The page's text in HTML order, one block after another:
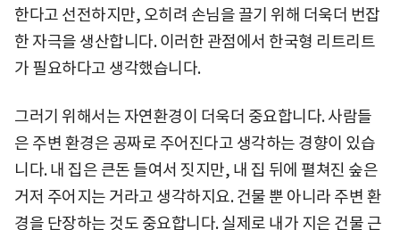
한다고 선전하지만, 오히려 손님을 끌기 위해 더욱더 번잡
한 자극을 생산합니다. 이러한 관점에서 한국형 리트리트
가 필요하다고 생각했습니다.
그러기 위해서는 자연환경이 더욱더 중요합니다. 사람들
은 주변 환경은 공짜로 주어진다고 생각하는 경향이 있습
니다. 내 집은 큰돈 들여서 짓지만, 내 집 뒤에 펼쳐진 숲은
거저 주어지는 거라고 생각하지요. 건물 뿐 아니라 주변 환
경을 단장하는 것도 중요합니다. 실제로 내가 지은 건물 근